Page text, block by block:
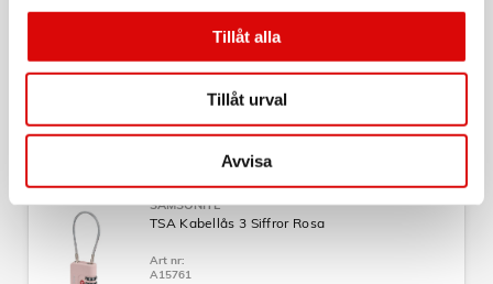
Tillåt alla
Tillåt urval
Avvisa
SAMSONITE
Axel/Nacke-Väska RFID TA Revolution Eclipse
Tillv. art. nr:
SAMSONITE
TSA Kabellås 3 Siffror Rosa
Art nr:
A15761